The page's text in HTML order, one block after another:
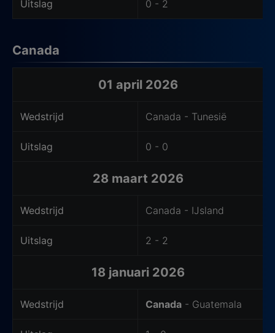
Uitslag 0 - 2
Canada
01 april 2026
Wedstrijd Canada - Tunesië
Uitslag 0 - 0
28 maart 2026
Wedstrijd Canada - IJsland
Uitslag 2 - 2
18 januari 2026
Wedstrijd Canada - Guatemala